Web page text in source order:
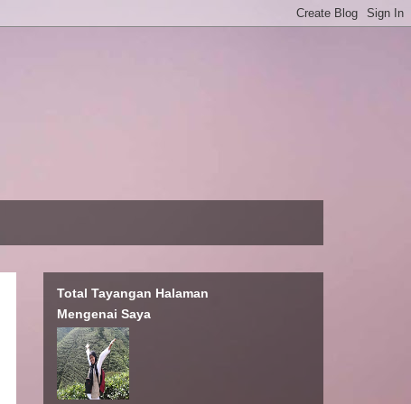
Total Tayangan Halaman
Mengenai Saya